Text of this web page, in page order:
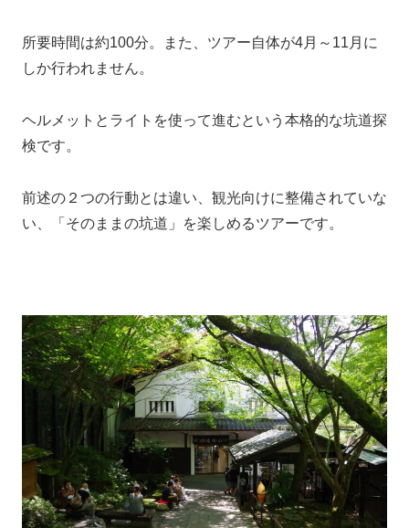
所要時間は約100分。また、ツアー自体が4月～11月に
しか行われません。
ヘルメットとライトを使って進むという本格的な坑道探
検です。
前述の２つの行動とは違い、観光向けに整備されていな
い、「そのままの坑道」を楽しめるツアーです。